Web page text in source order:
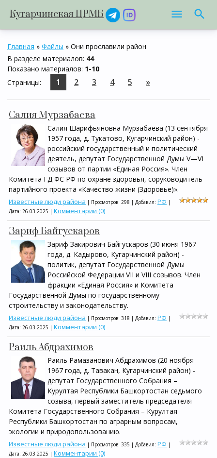
Кугарчинская ЦРМБ
Главная » Файлы » Они прославили район
В разделе материалов: 44
Показано материалов: 1-10
Страницы: 1 2 3 4 5 »
Салия Мурзабаева
Салия Шарифьяновна Мурзабаева (13 сентября
1957 года, д. Тукатово, Кугарчинский район) -
российский государственный и политический
деятель, депутат Государственной Думы V—VI
созывов от партии «Единая Россия». Член
Комитета ГД ФС РФ по охране здоровья, соруководитель
партийного проекта «Качество жизни (Здоровье)».
Известные люди района | Просмотров: 298 | Добавил: РФ |
Дата: 26.03.2025 | Комментарии (0)
Зариф Байгускаров
Зариф Закирович Байгускаров (30 июня 1967
года, д. Кадырово, Кугарчинский район) -
политик, депутат Государственной Думы
Российской Федерации VII и VIII созывов. Член
фракции «Единая Россия» и Комитета
Государственной Думы по государственному
строительству и законодательству.
Известные люди района | Просмотров: 318 | Добавил: РФ |
Дата: 26.03.2025 | Комментарии (0)
Раиль Абдрахимов
Раиль Рамазанович Абдрахимов (20 ноября
1967 года, д. Тавакан, Кугарчинский район) -
депутат Государственного Собрания –
Курултая Республики Башкортостан седьмого
созыва, первый заместитель председателя
Комитета Государственного Собрания – Курултая
Республики Башкортостан по аграрным вопросам,
экологии и природопользованию.
Известные люди района | Просмотров: 335 | Добавил: РФ |
Дата: 26.03.2025 | Комментарии (0)